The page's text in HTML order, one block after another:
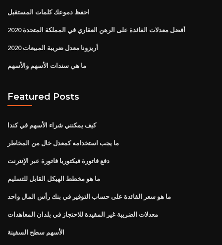
احفظ دموعك كلمات المستقبل
أفضل معدلات الفائدة على الرهن العقاري في المملكة المتحدة 2020
أريزونا معدل ضريبة المبيعات 2020
ما هي سندات الأسهم والأسهم
Featured Posts
كيف يمكنني شراء الأسهم في كندا
ما يجب استخدامه كمعدل خال من المخاطر
دفع فاتورة فيكتوريا فاتورة عبر الإنترنت
ما هو مخطط الهيكل القابل للتسليم
ما هو سعر الفائدة على حساب التوفير في بنك رأس المال واحد
معدلات الضريبة غير المقيدة للاحتجاز في بلدان المعاهدات
الأسهم سطح السفينة